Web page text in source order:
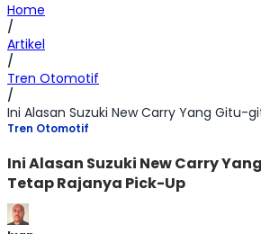
Home
/
Artikel
/
Tren Otomotif
/
Tren Otomotif
Ini Alasan Suzuki New Carry
Tetap Rajanya Pick-Up